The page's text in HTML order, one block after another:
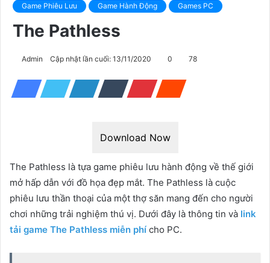
Game Phiêu Lưu Game Hành Động Games PC
The Pathless
Admin Cập nhật lần cuối: 13/11/2020 0 78
Download Now
The Pathless là tựa game phiêu lưu hành động về thế giới
mở hấp dẫn với đồ họa đẹp mắt. The Pathless là cuộc
phiêu lưu thần thoại của một thợ săn mang đến cho người
chơi những trải nghiệm thú vị. Dưới đây là thông tin và link
tải game The Pathless miễn phí cho PC.